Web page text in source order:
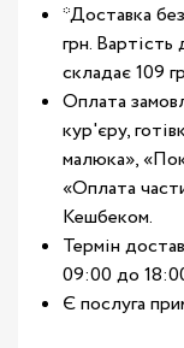
*Доставка
грн.
складає 109
Оплата
кур'єру,
малюка»,
«Оплата
Кешбеком.
Термін
09:00 до
Є послуга